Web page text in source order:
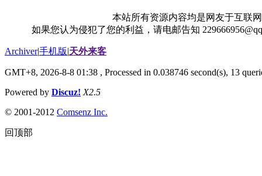
本站所有资源内容均是网友于互联
如果您认为侵犯了您的利益，请电邮告知
Archiver|手机版|天外来客
GMT+8, 2026-8-8 01:38 , Processed in 0.038746 second(s), 13
Powered by Discuz! X2.5
© 2001-2012 Comsenz Inc.
回顶部